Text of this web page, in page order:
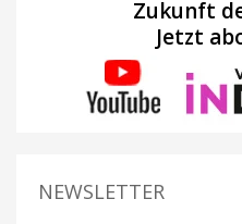
Zukunft
Jetzt
NEWSLETTER